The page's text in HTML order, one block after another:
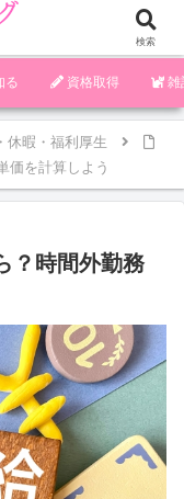
る 資格取得 雑
休暇・福利厚生
価を計算しよう
？時間外勤務
検索